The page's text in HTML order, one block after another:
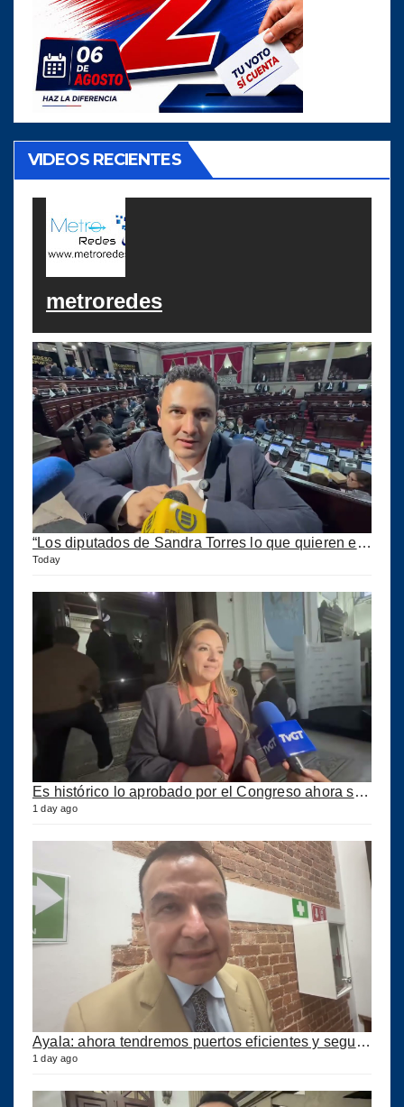
VIDEOS RECIENTES
metroredes
Today
Es histórico lo aprobado por el Congreso ahora se podrán construir puertos privados
1 day ago
1 day ago